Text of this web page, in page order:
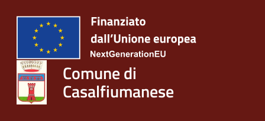
Comune di
Casalfiumanese